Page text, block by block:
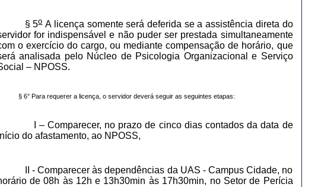
§ 5oA licença somente será deferida se a assistência direta do
for indispensável e não puder ser prestada simultaneamente
o exercício do cargo, ou mediante compensação de horário, que
analisada pelo Núcleo de Psicologia Organizacional e Serviço
– NPOSS.
§ 6° Para requerer a licença, o servidor deverá seguir as seguintes etapas:
I – Comparecer, no prazo de cinco dias contados da data de
do afastamento, ao NPOSS,
II - Comparecer às dependências da UAS - Campus Cidade, no
de 08h às 12h e 13h30min às 17h30min, no Setor de Perícia